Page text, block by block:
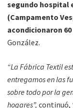
segundo hospital
(Campamento
acondicionaron
González.
“La Fábrica Textil
entregamos en las
sobre todo por la
hogares”, continuó,